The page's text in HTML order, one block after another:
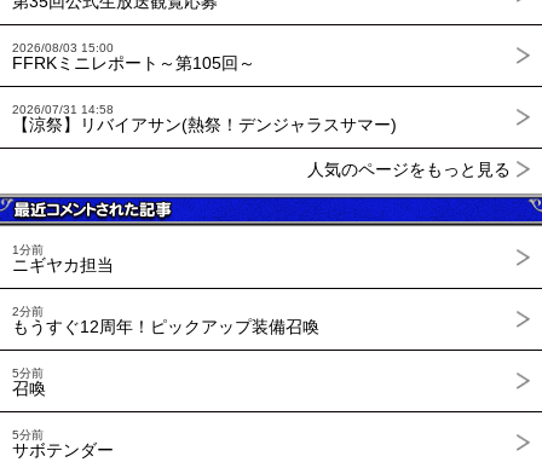
2026/08/03 15:00
FFRKミニレポート～第105回～
2026/07/31 14:58
【涼祭】リバイアサン(熱祭！デンジャラスサマー)
人気のページをもっと見る
1分前
ニギヤカ担当
2分前
もうすぐ12周年！ピックアップ装備召喚
5分前
召喚
5分前
サボテンダー